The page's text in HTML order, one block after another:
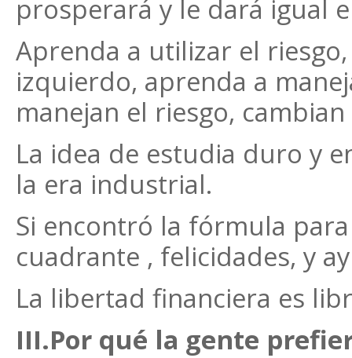
prosperará y le dará igual
Aprenda a utilizar el
izquierdo, aprenda a
manejan el riesgo,
La idea de estudia duro y
la era industrial.
Si encontró la fórmula
cuadrante , felicidades, y
La libertad financiera es
III.Por qué la gente